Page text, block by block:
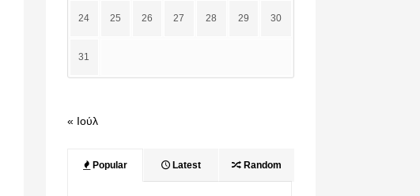
24 25 26 27 28 29 30
31
« Ιούλ
Popular Latest Random